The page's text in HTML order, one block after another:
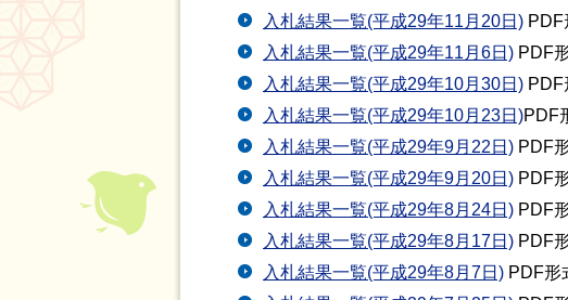
入札結果一覧(平成29年11月20日) PDF
入札結果一覧(平成29年11月6日) PDF
入札結果一覧(平成29年10月30日) PDF
入札結果一覧(平成29年10月23日)PDF
入札結果一覧(平成29年9月22日) PDF
入札結果一覧(平成29年9月20日) PDF
入札結果一覧(平成29年8月24日) PDF
入札結果一覧(平成29年8月17日) PDF
入札結果一覧(平成29年8月7日) PDF形